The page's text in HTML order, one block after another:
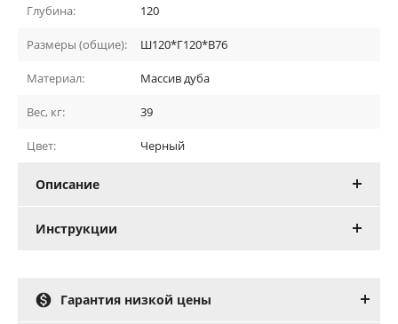
Глубина: 120
Размеры (общие): Ш120*Г120*В76
Материал: Массив дуба
Вес, кг: 39
Цвет: Черный
Описание
Инструкции
 Гарантия низкой цены